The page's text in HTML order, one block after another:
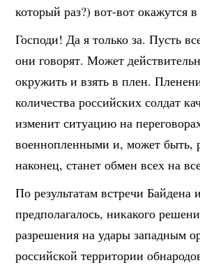
который раз?) вот-вот окажутся
Господи! Да я только за. Пусть
они говорят. Может
окружить и взять в плен.
количества российских солдат
изменит ситуацию на
военнопленными и, может быть,
наконец, станет обмен всех на
По результатам встречи Байдена
предполагалось, никакого
разрешения на удары западным
российской территории